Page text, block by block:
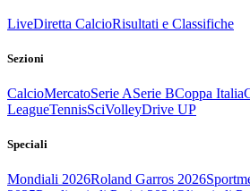
LiveDiretta CalcioRisultati e Classifiche
Sezioni
CalcioMercatoSerie ASerie BCoppa Italia
LeagueTennisSciVolleyDrive UP
Speciali
Mondiali 2026Roland Garros 2026